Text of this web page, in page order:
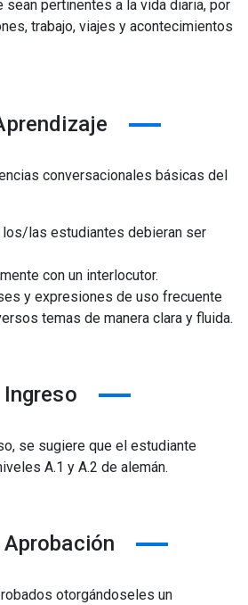
sean pertinentes a la vida diaria, por
trabajo, viajes y acontecimientos
conversacionales básicas del
las estudiantes debieran ser
con un interlocutor.
y expresiones de uso frecuente
temas de manera clara y fluida.
se sugiere que el estudiante
A.1 y A.2 de alemán.
otorgándoseles un